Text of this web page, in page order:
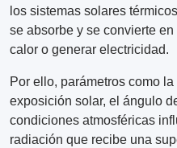
los sistemas solares
se absorbe y se convierte
calor o generar electricidad.
Por ello, parámetros como
exposición solar, el ángulo
condiciones atmosféricas
radiación que recibe una